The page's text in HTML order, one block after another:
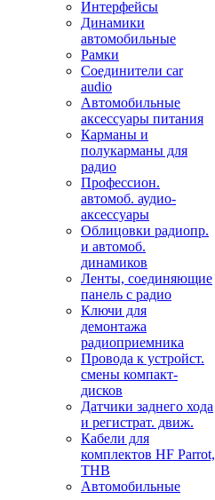
Интерфейсы
Динамики
автомобильные
Рамки
Соединители car
audio
Автомобильные
аксессуары питания
Карманы и
полукарманы для
радио
Профессион.
автомоб. аудио-
аксессуары
Облицовки радиопр.
и автомоб.
динамиков
Ленты, соединяющие
панель с радио
Ключи для
демонтажа
радиоприемника
Провода к устройст.
смены компакт-
дисков
Датчики заднего хода
и регистрат. движ.
Кабели для
комплектов HF Parrot,
THB
Автомобильные